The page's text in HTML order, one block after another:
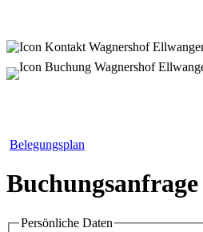
Belegungsplan
Buchungsanfrage
Persönliche Daten